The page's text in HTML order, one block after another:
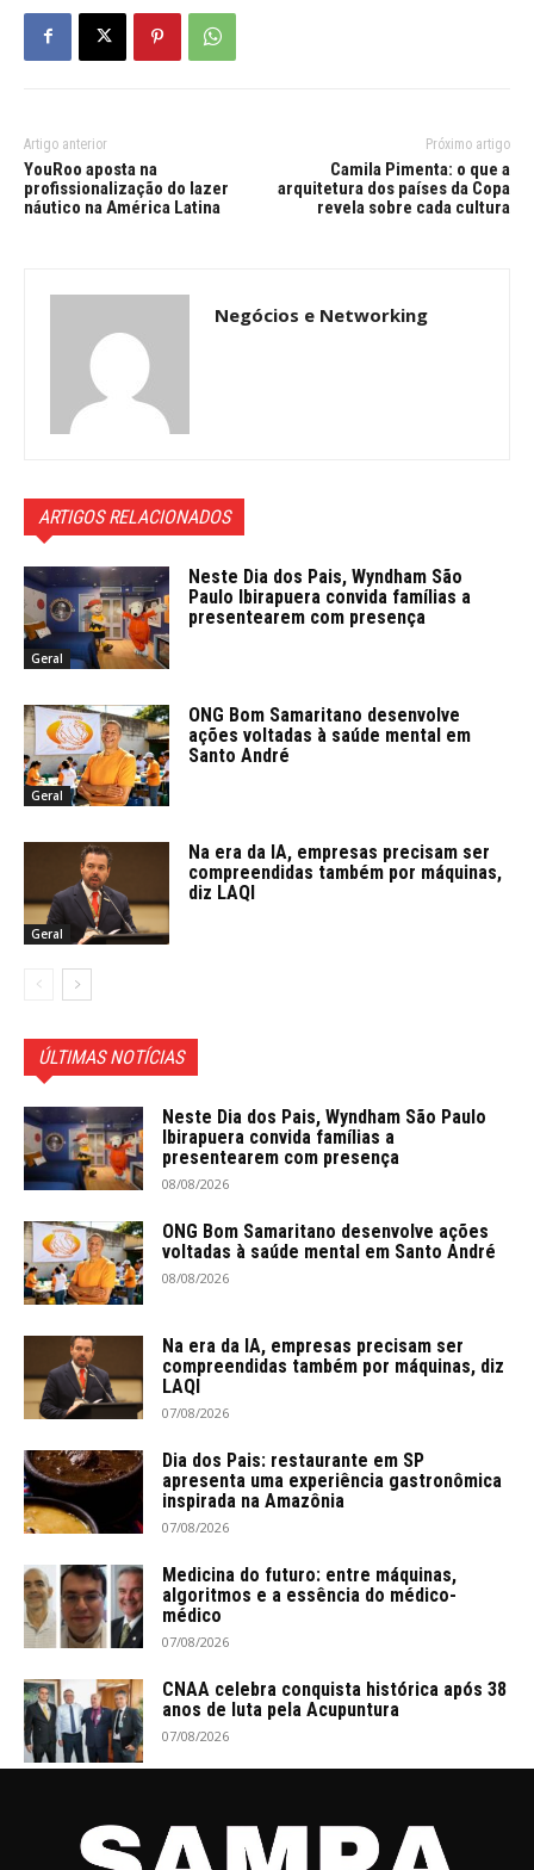
Artigo anterior
YouRoo aposta na
profissionalização do lazer
náutico na América Latina
Próximo artigo
Camila Pimenta: o que a
arquitetura dos países da Copa
revela sobre cada cultura
Negócios e Networking
ARTIGOS RELACIONADOS
Geral
Neste Dia dos Pais, Wyndham São
Paulo Ibirapuera convida famílias a
presentearem com presença
Geral
ONG Bom Samaritano desenvolve
ações voltadas à saúde mental em
Santo André
Geral
Na era da IA, empresas precisam ser
compreendidas também por máquinas,
diz LAQI
ÚLTIMAS NOTÍCIAS
Neste Dia dos Pais, Wyndham São Paulo
Ibirapuera convida famílias a
presentearem com presença
08/08/2026
ONG Bom Samaritano desenvolve ações
voltadas à saúde mental em Santo André
08/08/2026
Na era da IA, empresas precisam ser
compreendidas também por máquinas, diz
LAQI
07/08/2026
Dia dos Pais: restaurante em SP
apresenta uma experiência gastronômica
inspirada na Amazônia
07/08/2026
Medicina do futuro: entre máquinas,
algoritmos e a essência do médico-
médico
07/08/2026
CNAA celebra conquista histórica após 38
anos de luta pela Acupuntura
07/08/2026